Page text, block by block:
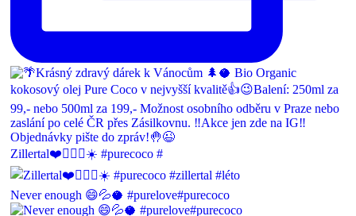
Zillertal❤️🚴🏽‍♂️☀️ #purecoco #
Never enough 😄💦🥥 #purelove#purecoco